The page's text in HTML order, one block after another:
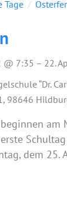
Tage
@ 7:35 – 22.
“Dr.
98646
am
dem 25.